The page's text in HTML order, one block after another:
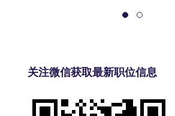
关注微信获取最新职位信息